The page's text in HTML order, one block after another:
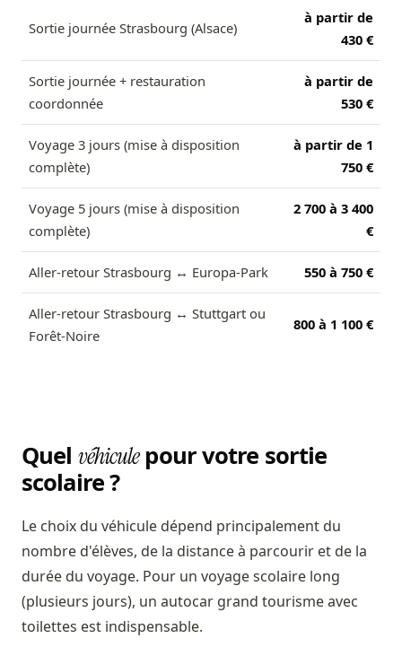
Sortie journée Strasbourg (Alsace)
à partir de
430 €
Sortie journée + restauration
coordonnée
à partir de
530 €
Voyage 3 jours (mise à disposition
complète)
à partir de 1
750 €
Voyage 5 jours (mise à disposition
complète)
2 700 à 3 400
€
Aller-retour Strasbourg ↔ Europa-Park 550 à 750 €
Aller-retour Strasbourg ↔ Stuttgart ou
Forêt-Noire
800 à 1 100 €
Quel véhiculepour votre sortie
scolaire ?
Le choix du véhicule dépend principalement du
nombre d'élèves, de la distance à parcourir et de la
durée du voyage. Pour un voyage scolaire long
(plusieurs jours), un autocar grand tourisme avec
toilettes est indispensable.